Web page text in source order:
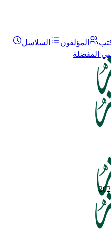
المؤلفون
السلاسل
المفضلة